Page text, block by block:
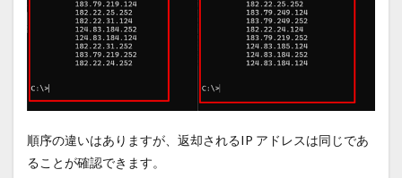
順序の違いはありますが、返却されるIP アドレスは同じであ
ることが確認できます。